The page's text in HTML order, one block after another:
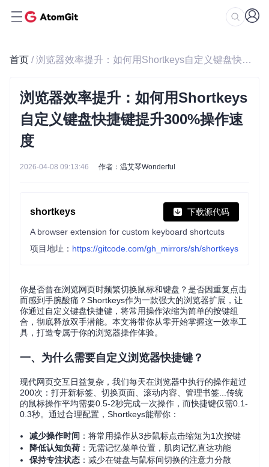
首页 / 浏览器效率提升：如何用Shortkeys自定义键盘快捷键提升300%操作速度
浏览器效率提升：如何用Shortkeys
自定义键盘快捷键提升300%操作速
度
2026-04-08 09:13:46 作者：温艾琴Wonderful
shortkeys 下载源代码
A browser extension for custom keyboard shortcuts
项目地址： https://gitcode.com/gh_mirrors/sh/shortkeys
你是否曾在浏览网页时频繁切换鼠标和键盘？是否因重复点击
而感到手腕酸痛？Shortkeys作为一款强大的浏览器扩展，让
你通过自定义键盘快捷键，将常用操作浓缩为简单的按键组
合，彻底释放双手潜能。本文将带你从零开始掌握这一效率工
具，打造专属于你的浏览器操作体验。
一、为什么需要自定义浏览器快捷键？
现代网页交互日益复杂，我们每天在浏览器中执行的操作超过
200次：打开新标签、切换页面、滚动内容、管理书签...传统
的鼠标操作平均需要0.5-2秒完成一次操作，而快捷键仅需0.1-
0.3秒。通过合理配置，Shortkeys能帮你：
减少操作时间 ：将常用操作从3步鼠标点击缩短为1次按键
降低认知负荷 ：无需记忆菜单位置，肌肉记忆直达功能
保持专注状态 ：减少在键盘与鼠标间切换的注意力分散